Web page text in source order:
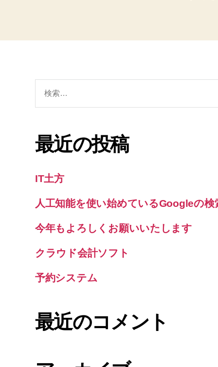
最近の投稿
IT土方
人工知能を使い始めているGoogleの
今年もよろしくお願いいたします
クラウド会計ソフト
予約システム
最近のコメント